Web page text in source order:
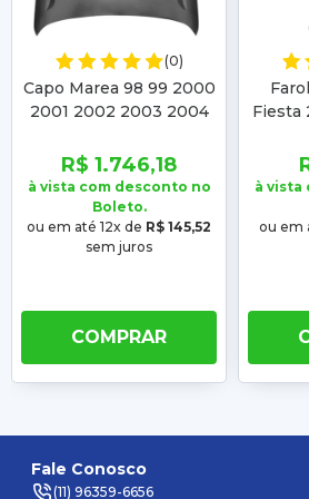
(0)
Capo Marea 98 99 2000
2001 2002 2003 2004
99 2000 2001 2002
2003
R$ 1.746,18
à vista com desconto no
Boleto.
ou em até 12x de R$ 145,52
sem juros
COMPRAR
Fiesta
2002
à vista
ou em
Fale Conosco
(11) 96359-6656